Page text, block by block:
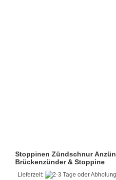
Stoppinen Zündschnur
Brückenzünder & Stoppine
Lieferzeit: